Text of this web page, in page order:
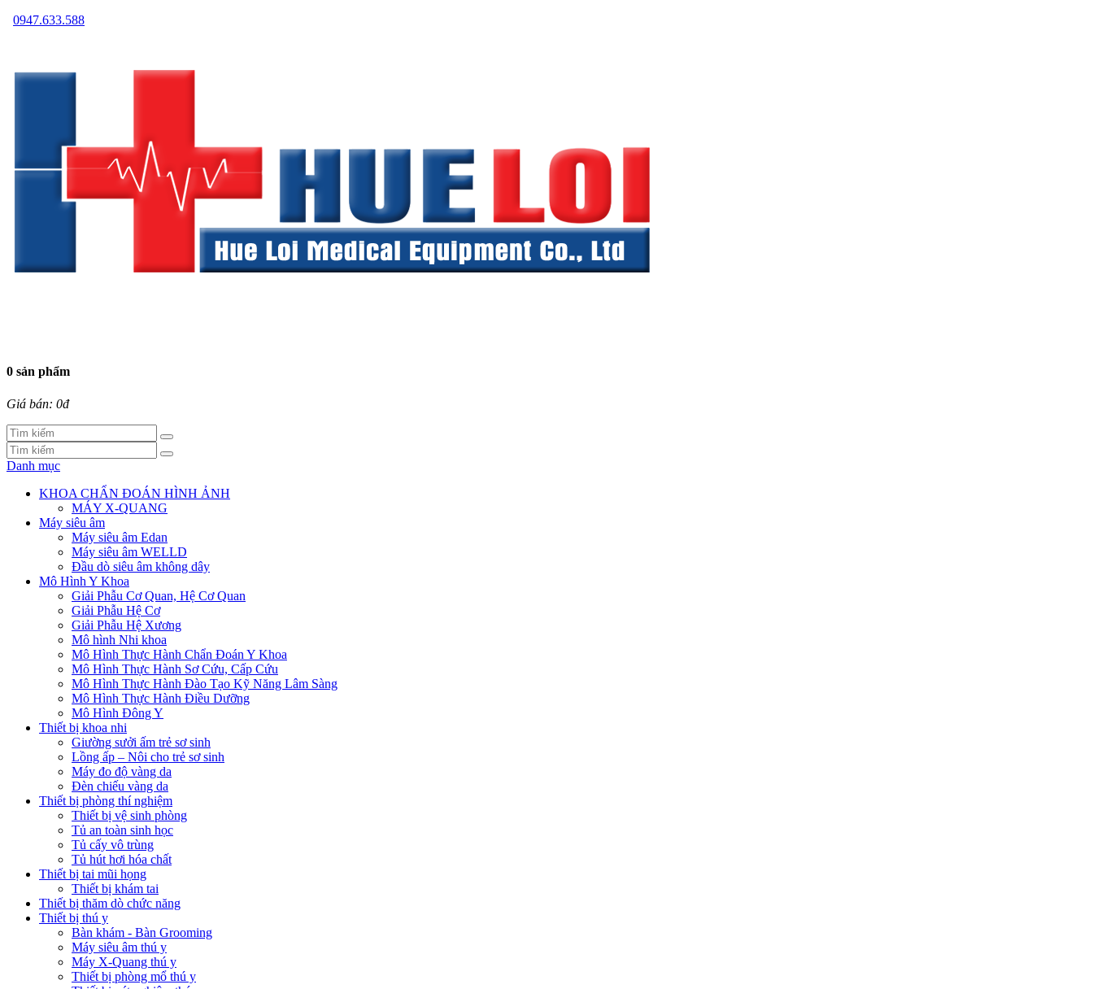
0947.633.588
0 sản phẩm
Giá bán: 0đ
Danh mục
KHOA CHẨN ĐOÁN HÌNH ẢNH
MÁY X-QUANG
Máy siêu âm
Máy siêu âm Edan
Máy siêu âm WELLD
Đầu dò siêu âm không dây
Mô Hình Y Khoa
Giải Phẫu Cơ Quan, Hệ Cơ Quan
Giải Phẫu Hệ Cơ
Giải Phẫu Hệ Xương
Mô hình Nhi khoa
Mô Hình Thực Hành Chẩn Đoán Y Khoa
Mô Hình Thực Hành Sơ Cứu, Cấp Cứu
Mô Hình Thực Hành Đào Tạo Kỹ Năng Lâm Sàng
Mô Hình Thực Hành Điều Dưỡng
Mô Hình Đông Y
Thiết bị khoa nhi
Giường sưởi ấm trẻ sơ sinh
Lồng ấp – Nôi cho trẻ sơ sinh
Máy đo độ vàng da
Đèn chiếu vàng da
Thiết bị phòng thí nghiệm
Thiết bị vệ sinh phòng
Tủ an toàn sinh học
Tủ cấy vô trùng
Tủ hút hơi hóa chất
Thiết bị tai mũi họng
Thiết bị khám tai
Thiết bị thăm dò chức năng
Thiết bị thú y
Bàn khám - Bàn Grooming
Máy siêu âm thú y
Máy X-Quang thú y
Thiết bị phòng mổ thú y